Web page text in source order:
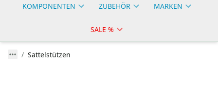
KOMPONENTEN ZUBEHÖR MARKEN
SALE %
Sattelstützen